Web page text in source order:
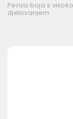
Periva boja s
djelovanjem